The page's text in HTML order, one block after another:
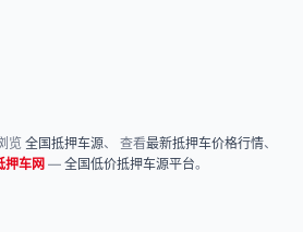
览 全国抵押车源、 查看最新抵押车价格行情、
押车网 — 全国低价抵押车源平台。